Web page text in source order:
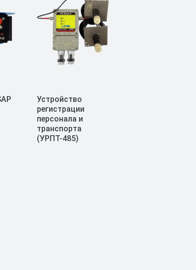
Устройство
регистрации
персонала и
транспорта
(УРПТ-485)